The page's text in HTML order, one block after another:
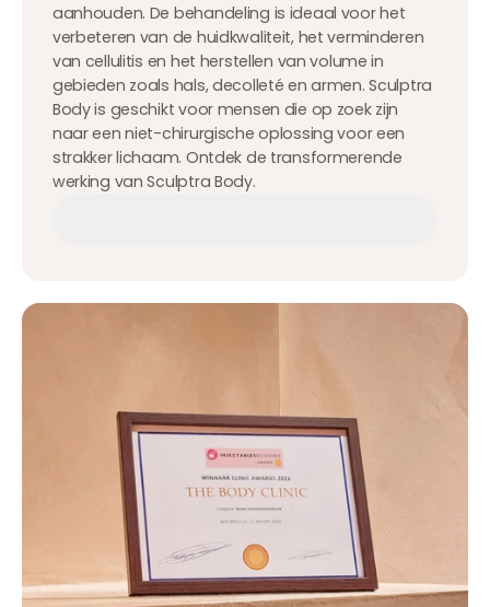
aanhouden. De behandeling is ideaal voor het
verbeteren van de huidkwaliteit, het verminderen
van cellulitis en het herstellen van volume in
gebieden zoals hals, decolleté en armen. Sculptra
Body is geschikt voor mensen die op zoek zijn
naar een niet-chirurgische oplossing voor een
strakker lichaam. Ontdek de transformerende
werking van Sculptra Body.